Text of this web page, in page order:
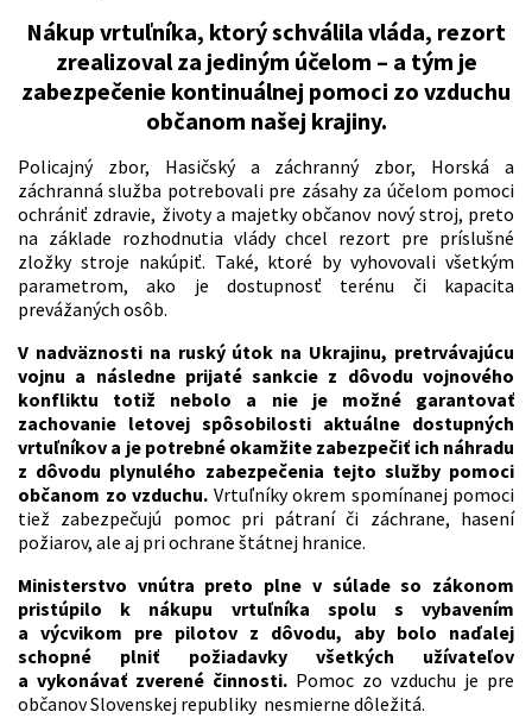
Nákup vrtuľníka, ktorý schválila vláda, rezort
zrealizoval za jediným účelom – a tým je
zabezpečenie kontinuálnej pomoci zo vzduchu
občanom našej krajiny.
Policajný zbor, Hasičský a záchranný zbor, Horská a
záchranná služba potrebovali pre zásahy za účelom pomoci
ochrániť zdravie, životy a majetky občanov nový stroj, preto
na základe rozhodnutia vlády chcel rezort pre príslušné
zložky stroje nakúpiť. Také, ktoré by vyhovovali všetkým
parametrom, ako je dostupnosť terénu či kapacita
prevážaných osôb.
V nadväznosti na ruský útok na Ukrajinu, pretrvávajúcu
vojnu a následne prijaté sankcie z dôvodu vojnového
konfliktu totiž nebolo a nie je možné garantovať
zachovanie letovej spôsobilosti aktuálne dostupných
vrtuľníkov a je potrebné okamžite zabezpečiť ich náhradu
z dôvodu plynulého zabezpečenia tejto služby pomoci
občanom zo vzduchu. Vrtuľníky okrem spomínanej pomoci
tiež zabezpečujú pomoc pri pátraní či záchrane, hasení
požiarov, ale aj pri ochrane štátnej hranice.
Ministerstvo vnútra preto plne v súlade so zákonom
pristúpilo k nákupu vrtuľníka spolu s vybavením
a výcvikom pre pilotov z dôvodu, aby bolo naďalej
schopné plniť požiadavky všetkých užívateľov
a vykonávať zverené činnosti. Pomoc zo vzduchu je pre
občanov Slovenskej republiky nesmierne dôležitá.